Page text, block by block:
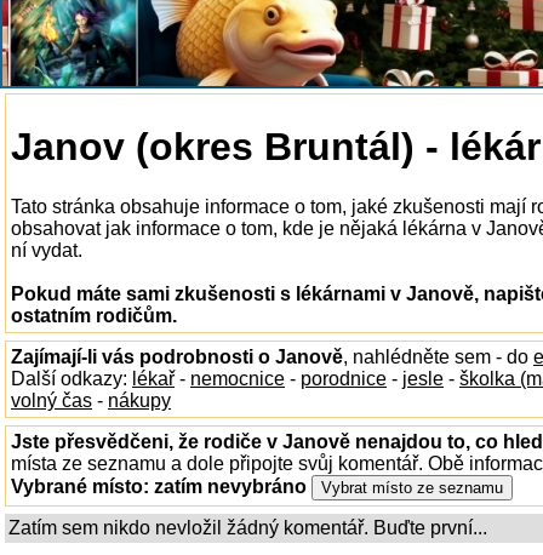
Janov (okres Bruntál) -
Tato stránka obsahuje informace o tom, jaké zkušenosti mají
obsahovat jak informace o tom, kde je nějaká lékárna v
ní vydat.
Pokud máte sami zkušenosti s lékárnami v Janově,
ostatním rodičům.
Zajímají-li vás podrobnosti o Janově, nahlédněte sem - do
Další odkazy: lékař - nemocnice - porodnice - jesle - školka
volný čas - nákupy
Jste přesvědčeni, že rodiče v Janově nenajdou to, co
místa ze seznamu a dole připojte svůj komentář. Obě
Vybrané místo: zatím nevybráno
Zatím sem nikdo nevložil žádný komentář. Buďte první...